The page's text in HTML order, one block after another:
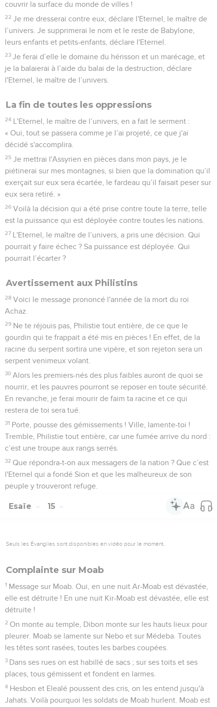
couvrir la surface du monde de villes !
22 Je me dresserai contre eux, déclare l'Eternel, le maître de
l’univers. Je supprimerai le nom et le reste de Babylone,
leurs enfants et petits-enfants, déclare l'Eternel.
23 Je ferai d’elle le domaine du hérisson et un marécage, et
je la balaierai à l’aide du balai de la destruction, déclare
l'Eternel, le maître de l’univers.
La fin de toutes les oppressions
24 L'Eternel, le maître de l’univers, en a fait le serment :
« Oui, tout se passera comme je l’ai projeté, ce que j'ai
décidé s'accomplira.
25 Je mettrai l'Assyrien en pièces dans mon pays, je le
piétinerai sur mes montagnes, si bien que la domination qu’il
exerçait sur eux sera écartée, le fardeau qu’il faisait peser sur
eux sera retiré. »
26 Voilà la décision qui a été prise contre toute la terre, telle
est la puissance qui est déployée contre toutes les nations.
27 L'Eternel, le maître de l’univers, a pris une décision. Qui
pourrait y faire échec ? Sa puissance est déployée. Qui
pourrait l’écarter ?
Avertissement aux Philistins
28 Voici le message prononcé l'année de la mort du roi
Achaz.
29 Ne te réjouis pas, Philistie tout entière, de ce que le
gourdin qui te frappait a été mis en pièces ! En effet, de la
racine du serpent sortira une vipère, et son rejeton sera un
serpent venimeux volant.
30 Alors les premiers-nés des plus faibles auront de quoi se
nourrir, et les pauvres pourront se reposer en toute sécurité.
En revanche, je ferai mourir de faim ta racine et ce qui
restera de toi sera tué.
31 Porte, pousse des gémissements ! Ville, lamente-toi !
Tremble, Philistie tout entière, car une fumée arrive du nord :
c’est une troupe aux rangs serrés.
32 Que répondra-t-on aux messagers de la nation ? Que c’est
l'Eternel qui a fondé Sion et que les malheureux de son
peuple y trouveront refuge.
Esaïe 15
Seuls les Évangiles sont disponibles en vidéo pour le moment.
Complainte sur Moab
1 Message sur Moab. Oui, en une nuit Ar-Moab est dévastée,
elle est détruite ! En une nuit Kir-Moab est dévastée, elle est
détruite !
2 On monte au temple, Dibon monte sur les hauts lieux pour
pleurer. Moab se lamente sur Nebo et sur Médeba. Toutes
les têtes sont rasées, toutes les barbes coupées.
3 Dans ses rues on est habillé de sacs ; sur ses toits et ses
places, tous gémissent et fondent en larmes.
4 Hesbon et Elealé poussent des cris, on les entend jusqu'à
Jahats. Voilà pourquoi les soldats de Moab hurlent. Moab est